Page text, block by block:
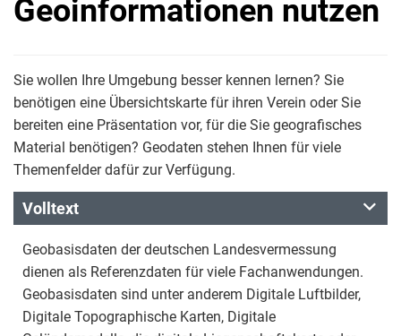
Geoinformationen nutzen
Sie wollen Ihre Umgebung besser kennen lernen? Sie
benötigen eine Übersichtskarte für ihren Verein oder Sie
bereiten eine Präsentation vor, für die Sie geografisches
Material benötigen? Geodaten stehen Ihnen für viele
Themenfelder dafür zur Verfügung.
Volltext
Geobasisdaten der deutschen Landesvermessung
dienen als Referenzdaten für viele Fachanwendungen.
Geobasisdaten sind unter anderem Digitale Luftbilder,
Digitale Topographische Karten, Digitale